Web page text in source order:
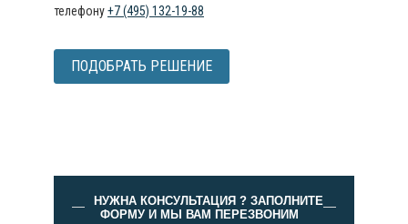
телефону+7 (495) 132-19-88
ПОДОБРАТЬ РЕШЕНИЕ
НУЖНА КОНСУЛЬТАЦИЯ ? ЗАПОЛНИТЕ
ФОРМУ И МЫ ВАМ ПЕРЕЗВОНИМ